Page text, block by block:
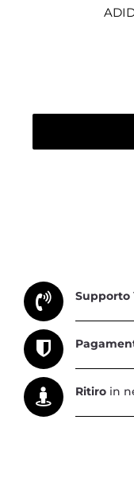
Supporto
Ritiro in